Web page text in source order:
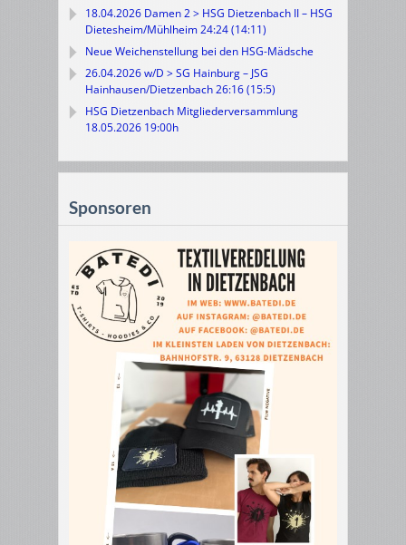
18.04.2026 Damen 2 > HSG Dietzenbach II – HSG
Dietesheim/Mühlheim 24:24 (14:11)
Neue Weichenstellung bei den HSG-Mädsche
26.04.2026 w/D > SG Hainburg – JSG
Hainhausen/Dietzenbach 26:16 (15:5)
HSG Dietzenbach Mitgliederversammlung
18.05.2026 19:00h
Sponsoren